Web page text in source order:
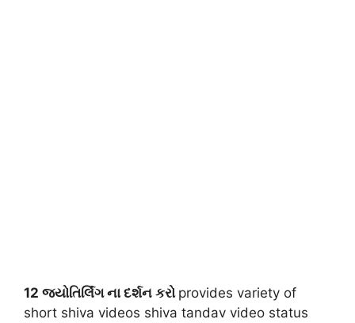
12 જ્યોતિર્લિંગ ના દર્શન કરો provides variety of
short shiva videos shiva tandav video status